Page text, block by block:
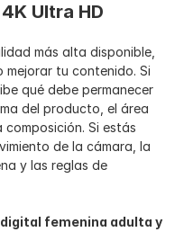
Ultra HD
más alta disponible,
mejorar tu contenido. Si
qué debe permanecer
del producto, el área
Si estás
de la cámara, la
y las reglas de
femenina adulta y